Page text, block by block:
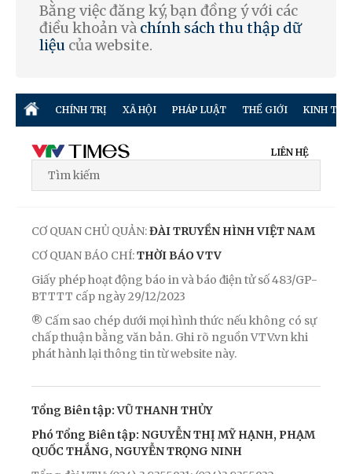
Bằng việc đăng ký, bạn đồng ý với các
điều khoản và chính sách thu thập dữ
liệu của website.
CHÍNH TRỊ XÃ HỘI PHÁP LUẬT THẾ GIỚI KINH TẾ
LIÊN HỆ
CƠ QUAN CHỦ QUẢN:ĐÀI TRUYỀN HÌNH VIỆT NAM
CƠ QUAN BÁO CHÍ:THỜI BÁO VTV
Giấy phép hoạt động báo in và báo điện tử số 483/GP-
BTTTT cấp ngày 29/12/2023
® Cấm sao chép dưới mọi hình thức nếu không có sự
chấp thuận bằng văn bản. Ghi rõ nguồn VTV.vn khi
phát hành lại thông tin từ website này.
Tổng Biên tập: VŨ THANH THỦY
Phó Tổng Biên tập: NGUYỄN THỊ MỸ HẠNH, PHẠM
QUỐC THẮNG, NGUYỄN TRỌNG NINH